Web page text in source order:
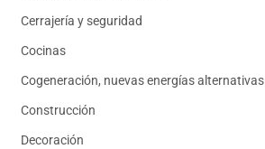
Cerrajería y seguridad
Cocinas
Cogeneración, nuevas energías alternativas
Construcción
Decoración